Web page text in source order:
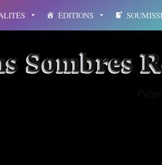
ÉDITIONS
Sombres